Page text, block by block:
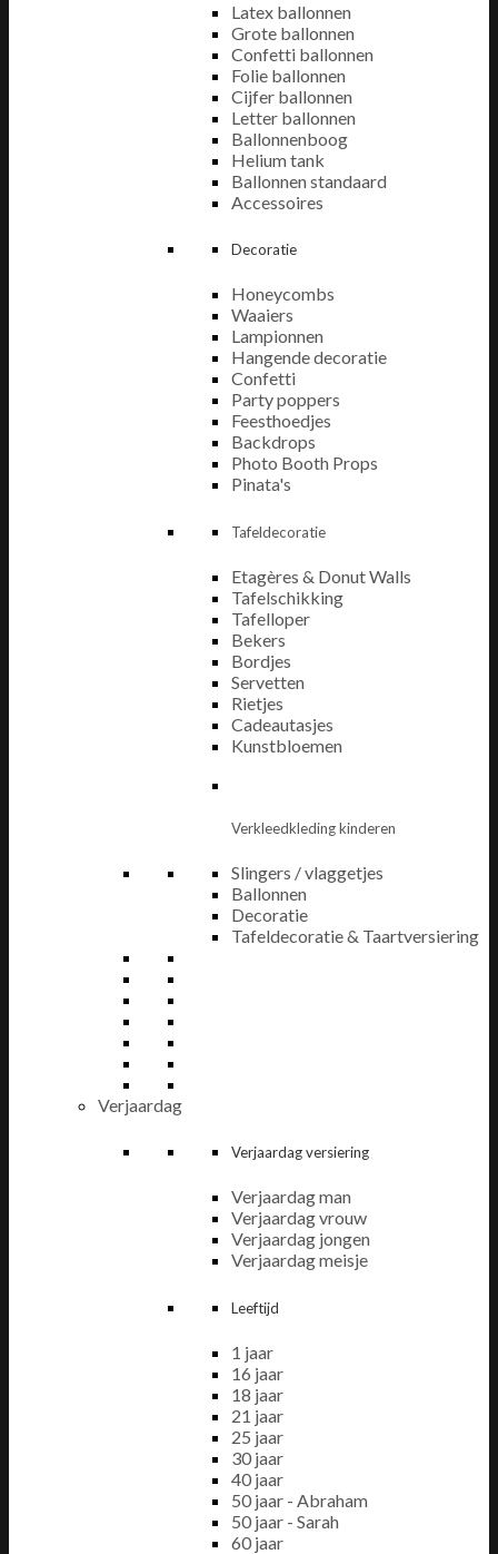
Latex ballonnen
Grote ballonnen
Confetti ballonnen
Folie ballonnen
Cijfer ballonnen
Letter ballonnen
Ballonnenboog
Helium tank
Ballonnen standaard
Accessoires
Decoratie
Honeycombs
Waaiers
Lampionnen
Hangende decoratie
Confetti
Party poppers
Feesthoedjes
Backdrops
Photo Booth Props
Pinata's
Tafeldecoratie
Etagères & Donut Walls
Tafelschikking
Tafelloper
Bekers
Bordjes
Servetten
Rietjes
Cadeautasjes
Kunstbloemen
Verkleedkleding kinderen
Slingers / vlaggetjes
Ballonnen
Decoratie
Tafeldecoratie & Taartversiering
Verjaardag
Verjaardag versiering
Verjaardag man
Verjaardag vrouw
Verjaardag jongen
Verjaardag meisje
Leeftijd
1 jaar
16 jaar
18 jaar
21 jaar
25 jaar
30 jaar
40 jaar
50 jaar - Abraham
50 jaar - Sarah
60 jaar